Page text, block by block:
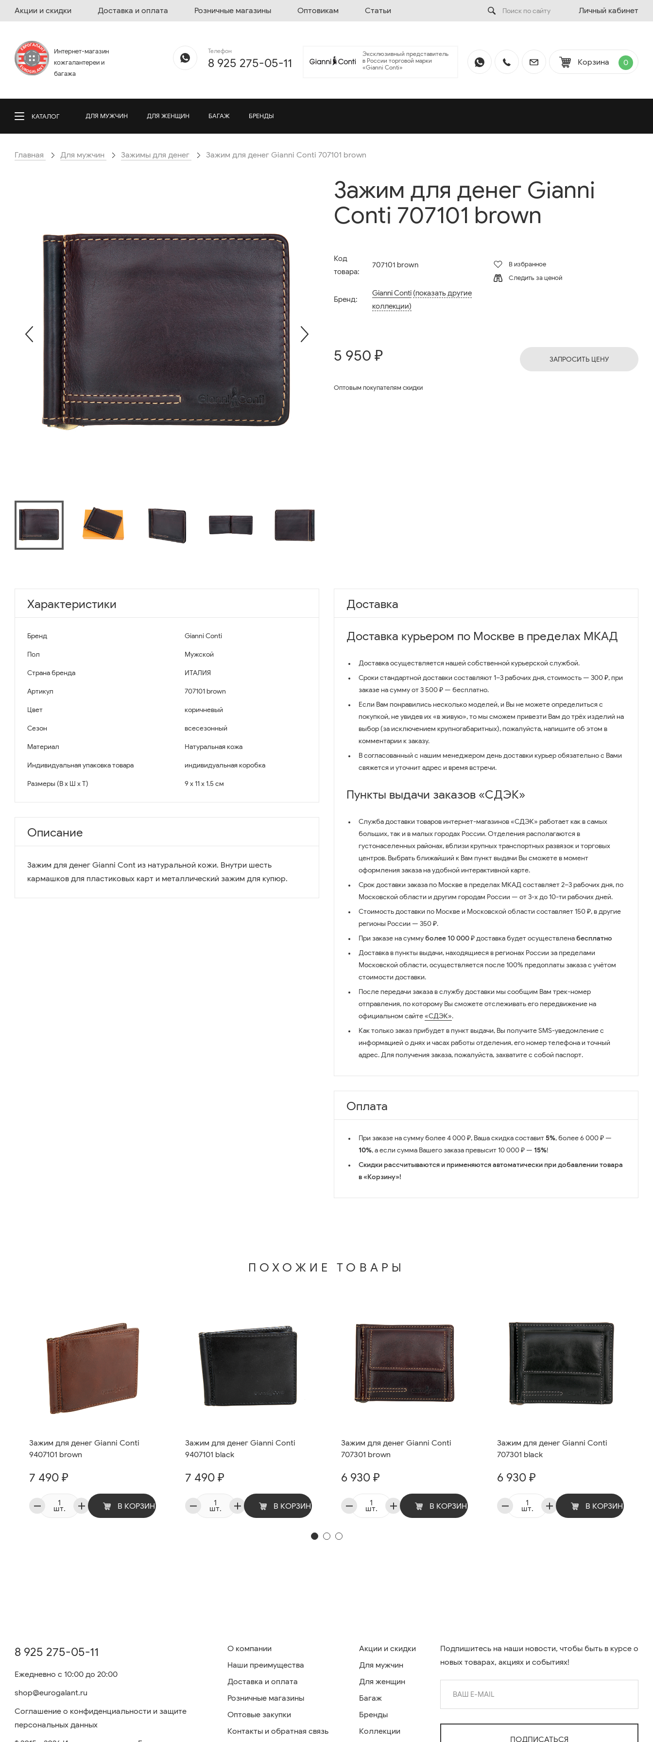
Акции и скидки Доставка и оплата Розничные магазины Оптовикам Статьи Личный кабинет
Интернет-магазин
кожгалантереи и
багажа
Телефон
8 925 275-05-11
Эксклюзивный представитель
в России торговой марки
«Gianni Conti»
Корзина 0
КАТАЛОГ ДЛЯ МУЖЧИН ДЛЯ ЖЕНЩИН БАГАЖ БРЕНДЫ
Главная Для мужчин Зажимы для денег Зажим для денег Gianni Conti 707101 brown
Зажим для денег Gianni
Conti 707101 brown
Код
товара:
707101 brown
Бренд:
Gianni Conti (показать другие
коллекции)
В избранное
Следить за ценой
5 950 ₽
Оптовым покупателям скидки
ЗАПРОСИТЬ ЦЕНУ
Характеристики
Бренд Gianni Conti
Пол Мужской
Страна бренда ИТАЛИЯ
Артикул 707101 brown
Цвет коричневый
Сезон всесезонный
Материал Натуральная кожа
Индивидуальная упаковка товара индивидуальная коробка
Размеры (В x Ш x Т) 9 x 11 x 1.5 см
Описание
Зажим для денег Gianni Cont из натуральной кожи. Внутри шесть
кармашков для пластиковых карт и металлический зажим для купюр.
Доставка
Доставка курьером по Москве в пределах МКАД
Доставка осуществляется нашей собственной курьерской службой.
Сроки стандартной доставки составляют 1–3 рабочих дня, стоимость — 300 ₽, при
заказе на сумму от 3 500 ₽ — бесплатно.
Если Вам понравились несколько моделей, и Вы не можете определиться с
покупкой, не увидев их «в живую», то мы сможем привезти Вам до трёх изделий на
выбор (за исключением крупногабаритных), пожалуйста, напишите об этом в
комментарии к заказу.
В согласованный с нашим менеджером день доставки курьер обязательно с Вами
свяжется и уточнит адрес и время встречи.
Пункты выдачи заказов «СДЭК»
Служба доставки товаров интернет-магазинов «СДЭК» работает как в самых
больших, так и в малых городах России. Отделения располагаются в
густонаселенных районах, вблизи крупных транспортных развязок и торговых
центров. Выбрать ближайший к Вам пункт выдачи Вы сможете в момент
оформления заказа на удобной интерактивной карте.
Срок доставки заказа по Москве в пределах МКАД составляет 2–3 рабочих дня, по
Московской области и другим городам России — от 3-х до 10-ти рабочих дней.
Стоимость доставки по Москве и Московской области составляет 150 ₽, в другие
регионы России — 350 ₽.
При заказе на суммуболее 10 000 ₽доставка будет осуществленабесплатно
Доставка в пункты выдачи, находящиеся в регионах России за пределами
Московской области, осуществляется после 100% предоплаты заказа с учётом
стоимости доставки.
После передачи заказа в службу доставки мы сообщим Вам трек-номер
отправления, по которому Вы сможете отслеживать его передвижение на
официальном сайте«СДЭК».
Как только заказ прибудет в пункт выдачи, Вы получите SMS-уведомление с
информацией о днях и часах работы отделения, его номер телефона и точный
адрес. Для получения заказа, пожалуйста, захватите с собой паспорт.
Оплата
При заказе на сумму более 4 000 ₽, Ваша скидка составит5%, более 6 000 ₽ —
10%, а если сумма Вашего заказа превысит 10 000 ₽ — 15%!
Скидки рассчитываются и применяются автоматически при добавлении товара
в «Корзину»!
ПОХОЖИЕ ТОВАРЫ
Зажим для денег Gianni Conti
9407101 brown
7 490 ₽
шт. В КОРЗИНУ
Зажим для денег Gianni Conti
9407101 black
7 490 ₽
шт. В КОРЗИНУ
Зажим для денег Gianni Conti
707301 brown
6 930 ₽
шт. В КОРЗИНУ
Зажим для денег Gianni Conti
707301 black
6 930 ₽
шт. В КОРЗИНУ
8 925 275-05-11
Ежедневно с 10:00 до 20:00
shop@eurogalant.ru
Соглашение о конфиденциальности и защите
персональных данных
О компании
Наши преимущества
Доставка и оплата
Розничные магазины
Оптовые закупки
Контакты и обратная связь
Акции и скидки
Для мужчин
Для женщин
Багаж
Бренды
Коллекции
Подпишитесь на наши новости, чтобы быть в курсе о
новых товарах, акциях и событиях!